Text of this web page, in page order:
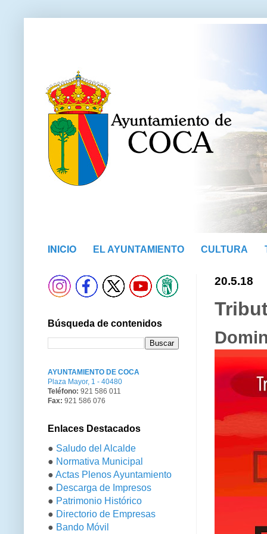
INICIO EL AYUNTAMIENTO CULTURA
20.5.18
Búsqueda de contenidos
AYUNTAMIENTO DE COCA
Plaza Mayor, 1 - 40480
Teléfono: 921 586 011
Fax: 921 586 076
Enlaces Destacados
● Saludo del Alcalde
● Normativa Municipal
● Actas Plenos Ayuntamiento
● Descarga de Impresos
● Patrimonio Histórico
● Directorio de Empresas
● Bando Móvil